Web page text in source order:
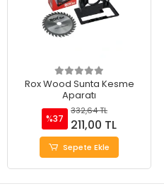
Rox Wood Sunta Kesme
Aparatı
%37
332,64 TL
211,00 TL
Sepete Ekle